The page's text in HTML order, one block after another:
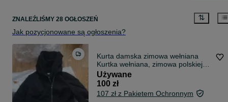
ZNALEŹLIŚMY 28 OGŁOSZEŃ
Jak pozycjonowane są ogłoszenia?
Kurta damska zimowa wełniana
Kurtka wełniana, zimowa polskiej
marki
Używane
100 zł
107 zł z Pakietem Ochronnym